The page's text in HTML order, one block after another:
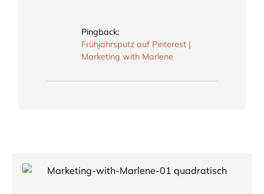
Pingback:
Frühjahrsputz auf Pinterest |
Marketing with Marlene